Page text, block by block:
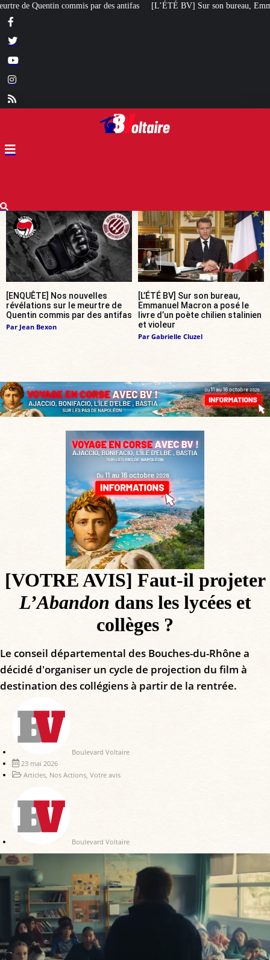
[L’ÉTÉ BV] Sur son bureau, Emmanuel Macron a posé le livre d’un
[ENQUÊTE] Nos nouvelles
révélations sur le meurtre de
Quentin commis par des antifas
Par Jean Bexon
[L’ÉTÉ BV] Sur son bureau,
Emmanuel Macron a posé le
livre d’un poète chilien stalinien
et violeur
Par Gabrielle Cluzel
[VOTRE AVIS] Faut-il projeter
L’Abandon dans les lycées et
collèges ?
Le conseil départemental des Bouches-du-Rhône a
décidé d'organiser un cycle de projection du film à
destination des collégiens à partir de la rentrée.
Boulevard Voltaire
23 mai 2026
Articles, Nos Actions, Votre avis
Boulevard Voltaire